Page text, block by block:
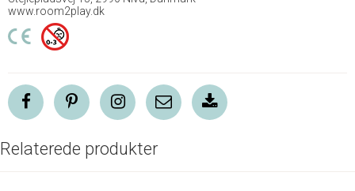
www.room2play.dk
Relaterede produkter